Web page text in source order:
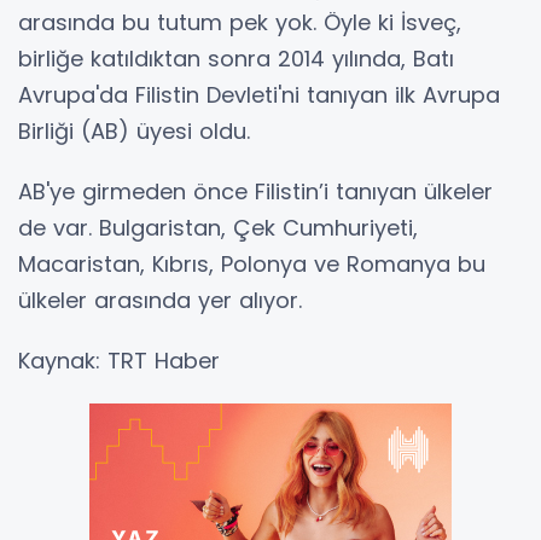
arasında bu tutum pek yok. Öyle ki İsveç,
birliğe katıldıktan sonra 2014 yılında, Batı
Avrupa'da Filistin Devleti'ni tanıyan ilk Avrupa
Birliği (AB) üyesi oldu.
AB'ye girmeden önce Filistin’i tanıyan ülkeler
de var. Bulgaristan, Çek Cumhuriyeti,
Macaristan, Kıbrıs, Polonya ve Romanya bu
ülkeler arasında yer alıyor.
Kaynak: TRT Haber